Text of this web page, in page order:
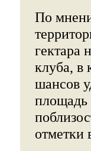
По
гектара
клуба, в
шансов
площадь
отметки